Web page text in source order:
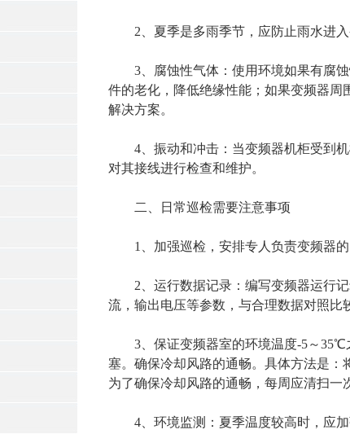
2、夏季是多雨季节，应防止雨水进入
3、腐蚀性气体：使用环境如果有腐蚀
件的老化，降低绝缘性能；如果变频器
解决方案。
4、振动和冲击：当变频器机柜受到机
对其接线进行检查和维护。
二、日常巡检需要注意事项
1、加强巡检，安排专人负责变频器的
2、运行数据记录：编写变频器运行记
流，输出电压等参数，与合理数据对照比
3、保证变频器室的环境温度-5～35℃
塞。确保冷却风路的通畅。具体方法是：
为了确保冷却风路的通畅，每周应清扫一
4、环境监测：夏季温度较高时，应加